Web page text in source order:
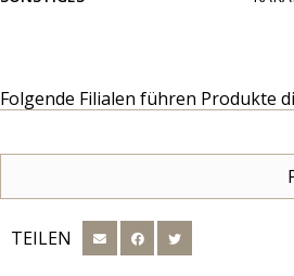
Folgende Filialen führen Produkte
TEILEN